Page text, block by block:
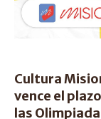
Cultura
vence el
las